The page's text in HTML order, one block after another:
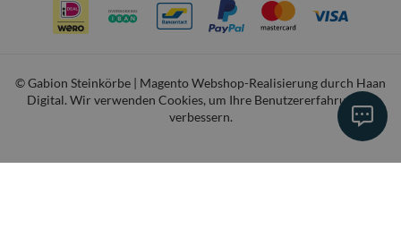
© Gabion Steinkörbe | Magento Webshop-Realisierung durch Haan
Digital. Wir verwenden Cookies, um Ihre Benutzererfahrung zu
verbessern.